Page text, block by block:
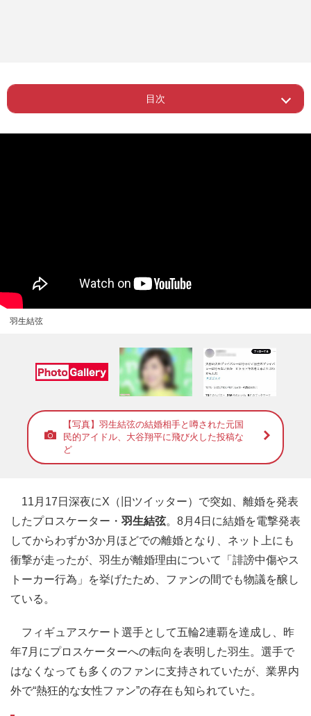
目次
Page 1 ー 「推しの彼女はゴキブリと一緒」
羽生結弦
【写真】羽生結弦の結婚相手と噂された元国
民的アイドル、大谷翔平に飛び火した投稿な
ど
11月17日深夜にX（旧ツイッター）で突如、離婚を発表
したプロスケーター・ 羽生結弦。8月4日に結婚を電撃発表
してからわずか3か月ほどでの離婚となり、ネット上にも
衝撃が走ったが、羽生が離婚理由について「誹謗中傷やス
トーカー行為」を挙げたため、ファンの間でも物議を醸し
ている。
フィギュアスケート選手として五輪2連覇を達成し、昨
年7月にプロスケーターへの転向を表明した羽生。選手で
はなくなっても多くのファンに支持されていたが、業界内
外で“熱狂的な女性ファン”の存在も知られていた。